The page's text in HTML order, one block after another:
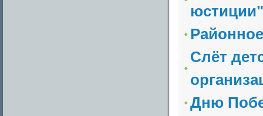
юстиции"
Слёт
Дню